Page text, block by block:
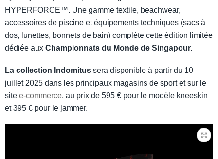
HYPERFORCE™. Une gamme textile, beachwear,
accessoires de piscine et équipements techniques (sacs à
dos, lunettes, bonnets de bain) complète cette édition limitée
dédiée aux Championnats du Monde de Singapour.
La collection Indomitus sera disponible à partir du 10
juillet 2025 dans les principaux magasins de sport et sur le
site e-commerce, au prix de 595 € pour le modèle kneeskin
et 395 € pour le jammer.